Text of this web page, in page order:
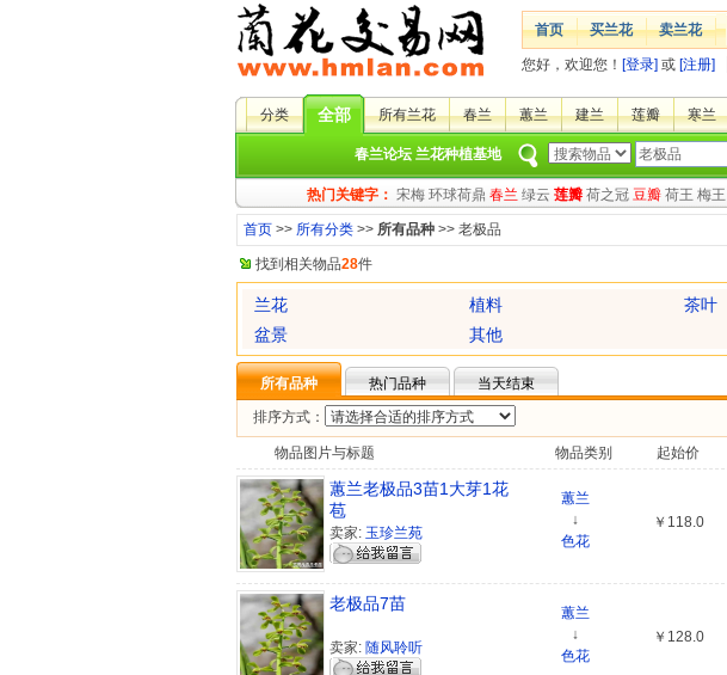
首页 买兰花 卖兰花
您好，欢迎您！ [登录] 或 [注册]
分类 全部 所有兰花 春兰 蕙兰 建兰 莲瓣 寒兰
春兰论坛 兰花种植基地
热门关键字： 宋梅 环球荷鼎 春兰 绿云 莲瓣 荷之冠 豆瓣 荷王 梅王
首页 >> 所有分类 >> 所有品种 >> 老极品
找到相关物品28件
兰花 植料 茶叶
盆景
其他
所有品种 热门品种
当天结束
排序方式：
物品图片与标题
物品类别 起始价
蕙兰老极品3苗1大芽1花
苞
卖家: 玉珍兰苑
蕙兰
↓
色花
￥118.0
老极品7苗
卖家: 随风聆听
蕙兰
↓
色花
￥128.0